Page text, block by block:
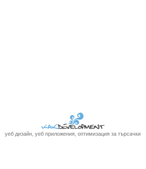
уеб дизайн, уеб приложения, оптимизация за търсачки